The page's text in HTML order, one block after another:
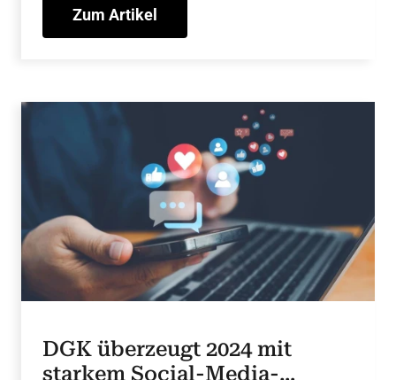
die kardiologische Diagnostik in
Deutschland.
Zum Artikel
DGK überzeugt 2024 mit
starkem Social-Media-